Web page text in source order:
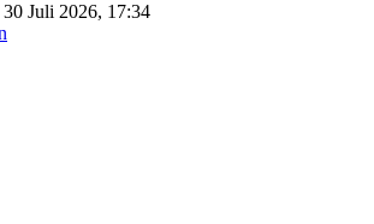
Juli 2026, 17:34